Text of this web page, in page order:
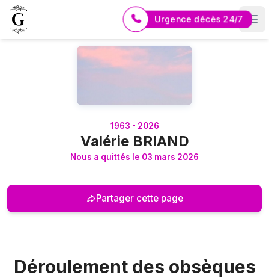
Logo Pompes Funèbres GUERIN
Urgence décès 24/7
1963 - 2026
Valérie BRIAND
Nous a quittés le 03 mars 2026
Partager cette page
Déroulement des obsèques